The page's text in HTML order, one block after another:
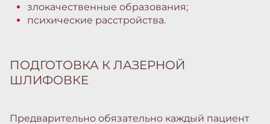
злокачественные образования;
психические расстройства.
ПОДГОТОВКА К ЛАЗЕРНОЙ
ШЛИФОВКЕ
Предварительно обязательно каждый пациент